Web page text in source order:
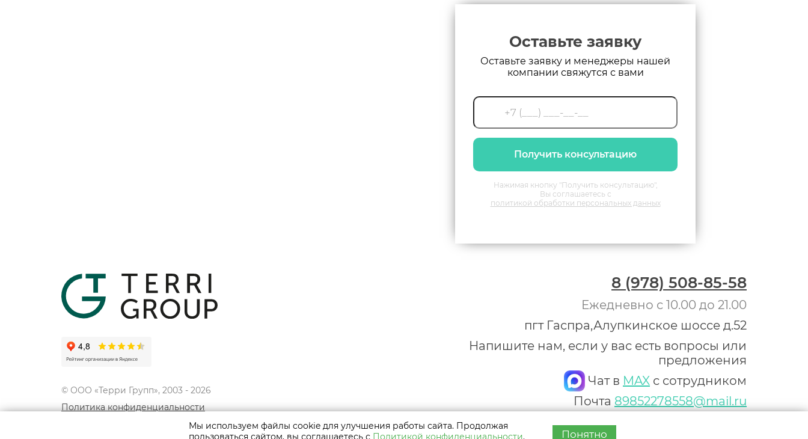
Оставьте заявку
Оставьте заявку и менеджеры нашей
компании свяжутся с вами
Получить консультацию
Нажимая кнопку "Получить консультацию",
Вы соглашаетесь с
политикой обработки персональных данных
© ООО «Терри Групп», 2003 - 2026
Политика конфиденциальности
Использование материалов сайта разрешено только с предварительного
согласия правообладателей. Все права на материалы принадлежат их
8 (978) 508-85-58
Ежедневно с 10.00 до 21.00
пгт Гаспра,Алупкинское шоссе д.52
Напишите нам, если у вас есть вопросы или
предложения
Чат в MAX с сотрудником
Почта 89852278558@mail.ru
Мы используем файлы cookie для улучшения работы сайта. Продолжая
пользоваться сайтом, вы соглашаетесь с Политикой конфиденциальности. Понятно